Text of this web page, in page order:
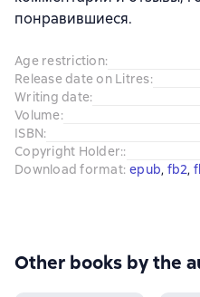
понравившиеся.
Age restriction:
Release date on Litres:
Writing date:
Volume:
ISBN:
Copyright Holder::
Download format: epub, fb2,
Other books by the